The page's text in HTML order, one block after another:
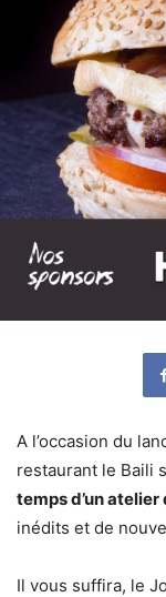
A l’occasion du
restaurant le Baili
temps d’un
inédits et de
Il vous suffira, le